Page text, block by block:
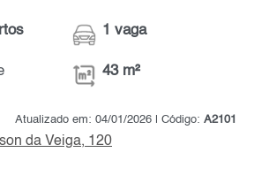
1 vaga
43 m²
Atualizado em: 04/01/2026 | Código: A2101
da Veiga, 120